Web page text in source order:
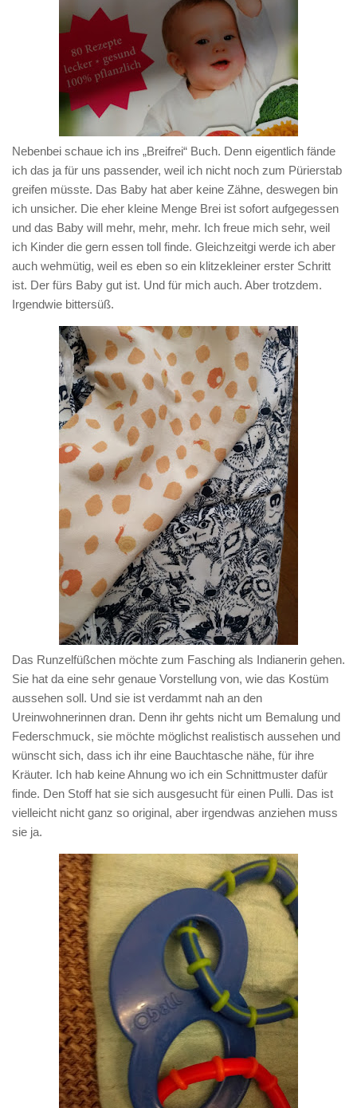
Nebenbei schaue ich ins „Breifrei“ Buch. Denn eigentlich fände
ich das ja für uns passender, weil ich nicht noch zum Pürierstab
greifen müsste. Das Baby hat aber keine Zähne, deswegen bin
ich unsicher. Die eher kleine Menge Brei ist sofort aufgegessen
und das Baby will mehr, mehr, mehr. Ich freue mich sehr, weil
ich Kinder die gern essen toll finde. Gleichzeitgi werde ich aber
auch wehmütig, weil es eben so ein klitzekleiner erster Schritt
ist. Der fürs Baby gut ist. Und für mich auch. Aber trotzdem.
Irgendwie bittersüß.
Das Runzelfüßchen möchte zum Fasching als Indianerin gehen.
Sie hat da eine sehr genaue Vorstellung von, wie das Kostüm
aussehen soll. Und sie ist verdammt nah an den
Ureinwohnerinnen dran. Denn ihr gehts nicht um Bemalung und
Federschmuck, sie möchte möglichst realistisch aussehen und
wünscht sich, dass ich ihr eine Bauchtasche nähe, für ihre
Kräuter. Ich hab keine Ahnung wo ich ein Schnittmuster dafür
finde. Den Stoff hat sie sich ausgesucht für einen Pulli. Das ist
vielleicht nicht ganz so original, aber irgendwas anziehen muss
sie ja.